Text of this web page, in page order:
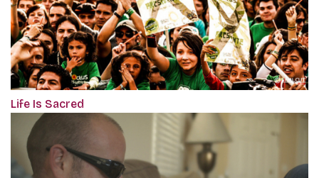
Life Is Sacred